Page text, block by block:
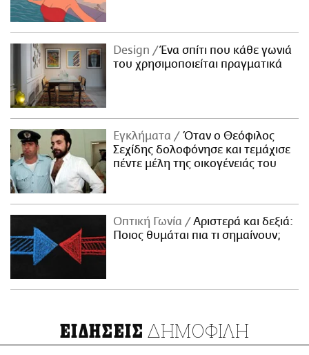
Design
Ένα σπίτι που κάθε γωνιά
του χρησιμοποιείται πραγματικά
Εγκλήματα
Όταν ο Θεόφιλος
Σεχίδης δολοφόνησε και τεμάχισε
πέντε μέλη της οικογένειάς του
Οπτική Γωνία
Αριστερά και δεξιά:
Ποιος θυμάται πια τι σημαίνουν;
ΕΙΔΗΣΕΙΣ ΔΗΜΟΦΙΛΗ